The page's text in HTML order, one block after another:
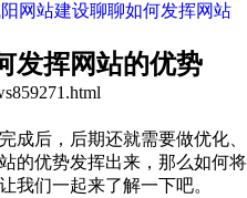
阳网站建设聊聊如何发挥网站
发挥网站的优势
成后，后期还就需要做优化、
的优势发挥出来，那么如何将
我们一起来了解一下吧。